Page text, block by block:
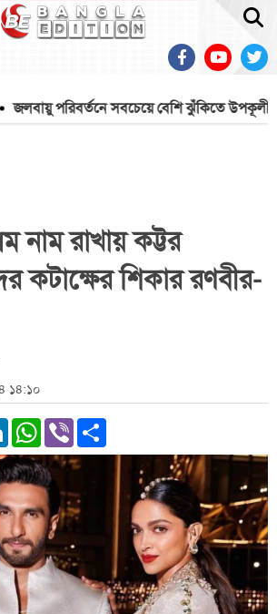
পরিবর্তনে সবচেয়ে বেশি ঝুঁকিতে উপকূলীয়
নাম রাখায় কট্টর
কটাক্ষের শিকার রণবীর-
১৪:১০
LinkedInWhatsApp
Viber